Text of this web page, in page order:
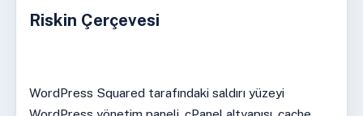
Riskin Çerçevesi
WordPress Squared tarafındaki saldırı yüzeyi